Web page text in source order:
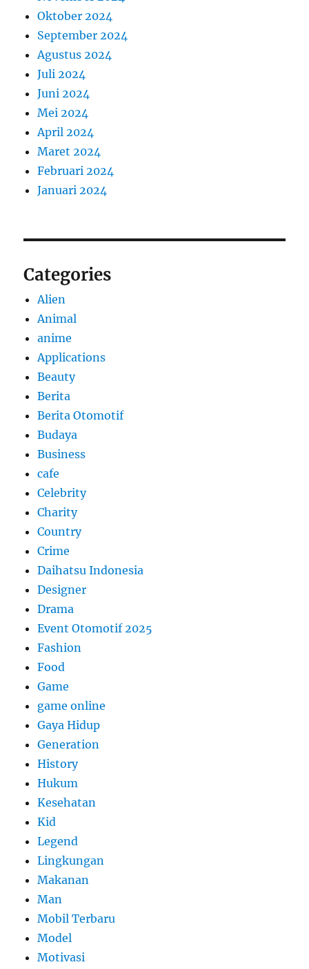
Oktober 2024
September 2024
Agustus 2024
Juli 2024
Juni 2024
Mei 2024
April 2024
Maret 2024
Februari 2024
Januari 2024
Categories
Alien
Animal
anime
Applications
Beauty
Berita
Berita Otomotif
Budaya
Business
cafe
Celebrity
Charity
Country
Crime
Daihatsu Indonesia
Designer
Drama
Event Otomotif 2025
Fashion
Food
Game
game online
Gaya Hidup
Generation
History
Hukum
Kesehatan
Kid
Legend
Lingkungan
Makanan
Man
Mobil Terbaru
Model
Motivasi